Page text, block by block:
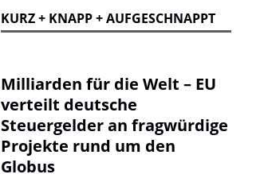
KURZ + KNAPP + AUFGESCHNAPPT
Milliarden für die Welt – EU
verteilt deutsche
Steuergelder an fragwürdige
Projekte rund um den
Globus